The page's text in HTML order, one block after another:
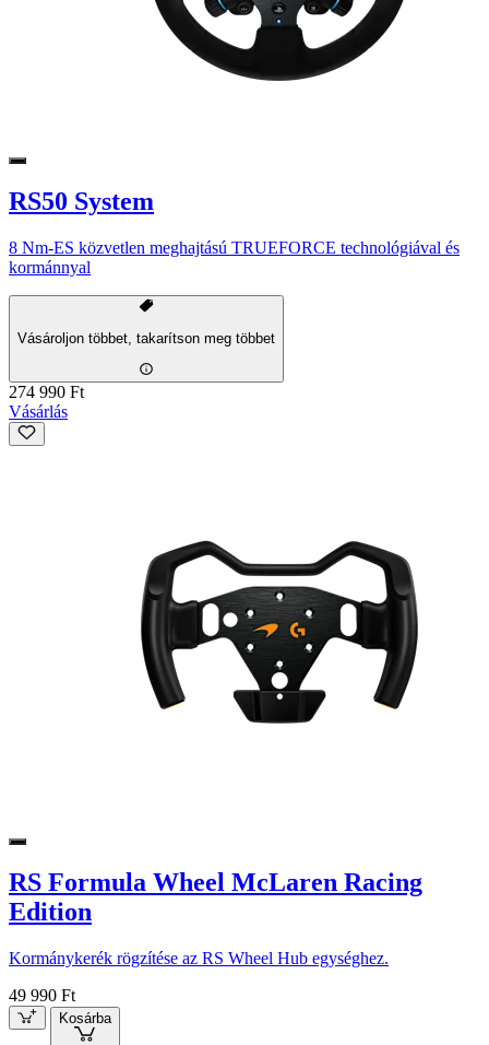
RS50 System
8 Nm-ES közvetlen meghajtású TRUEFORCE technológiával és
kormánnyal
Vásároljon többet, takarítson meg többet
274 990 Ft
Vásárlás
RS Formula Wheel McLaren Racing
Edition
Kormánykerék rögzítése az RS Wheel Hub egységhez.
49 990 Ft
Kosárba